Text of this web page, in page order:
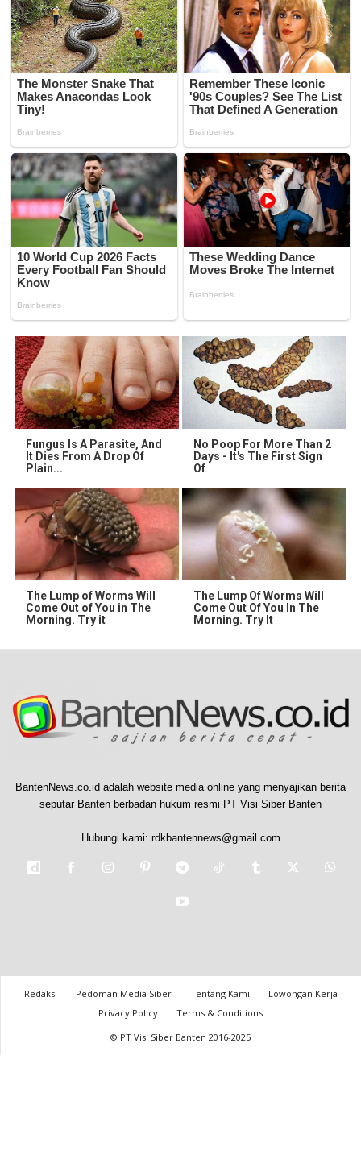
Fungus Is A Parasite, And
It Dies From A Drop Of
Plain...
No Poop For More Than 2
Days - It's The First Sign
Of
The Lump of Worms Will
Come Out of You in The
Morning. Try it
The Lump Of Worms Will
Come Out Of You In The
Morning. Try It
BantenNews.co.id adalah website media online yang menyajikan berita
seputar Banten berbadan hukum resmi PT Visi Siber Banten
Hubungi kami: rdkbantennews@gmail.com
Redaksi Pedoman Media Siber Tentang Kami
Lowongan Kerja
Privacy Policy
Terms & Conditions
© PT Visi Siber Banten 2016-2025